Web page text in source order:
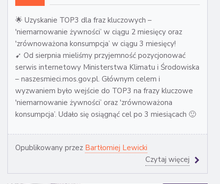
🌟 Uzyskanie TOP3 dla fraz kluczowych –
'niemarnowanie żywności’ w ciągu 2 miesięcy oraz
'zrównoważona konsumpcja’ w ciągu 3 miesięcy!
➹ Od sierpnia mieliśmy przyjemność pozycjonować
serwis internetowy Ministerstwa Klimatu i Środowiska
– naszesmieci.mos.gov.pl. Głównym celem i
wyzwaniem było wejście do TOP3 na frazy kluczowe
'niemarnowanie żywności’ oraz 'zrównoważona
konsumpcja’. Udało się osiągnąć cel po 3 miesiącach 🙂
Opublikowany przez Bartłomiej Lewicki
Czytaj więcej